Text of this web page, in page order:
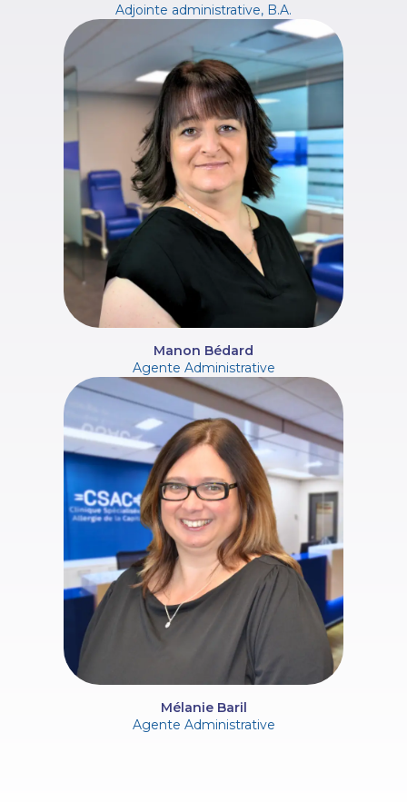
Adjointe administrative, B.A.
Manon Bédard
Agente Administrative
Mélanie Baril
Agente Administrative